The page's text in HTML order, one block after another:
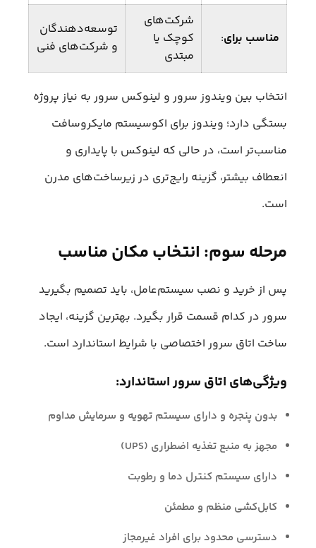
مناسب برای:
شرکت‌های
کوچک یا
مبتدی
توسعه‌دهندگان
و شرکت‌های فنی
انتخاب بین ویندوز سرور و لینوکس سرور به نیاز پروژه
بستگی دارد؛ ویندوز برای اکوسیستم مایکروسافت
مناسب‌تر است، در حالی که لینوکس با پایداری و
انعطاف بیشتر، گزینه رایج‌تری در زیرساخت‌های مدرن
است.
مرحله سوم: انتخاب مکان مناسب
پس از خرید و نصب سیستم‌عامل، باید تصمیم بگیرید
سرور در کدام قسمت قرار بگیرد. بهترین گزینه، ایجاد
ساخت اتاق سرور اختصاصی با شرایط استاندارد است.
ویژگی‌های اتاق سرور استاندارد:
بدون پنجره و دارای سیستم تهویه و سرمایش مداوم
مجهز به منبع تغذیه اضطراری (UPS)
دارای سیستم کنترل دما و رطوبت
کابل‌کشی منظم و مطمئن
دسترسی محدود برای افراد غیرمجاز